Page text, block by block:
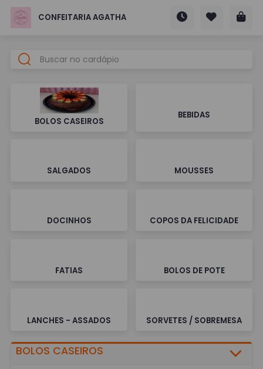
CONFEITARIA AGATHA
BOLOS CASEIROS
BEBIDAS
SALGADOS MOUSSES
DOCINHOS COPOS DA FELICIDADE
FATIAS BOLOS DE POTE
LANCHES - ASSADOS SORVETES / SOBREMESA
BOLOS CASEIROS